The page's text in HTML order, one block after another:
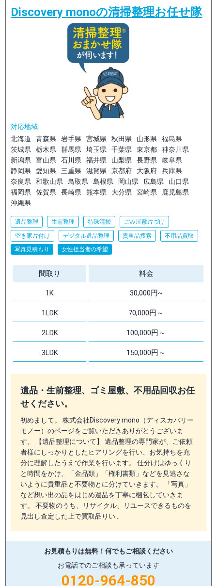
Discovery monoの清掃整理お任せ隊
対応地域
北海道
青森県 岩手県 宮城県 秋田県 山形県
福島県
茨城県
栃木県 群馬県 埼玉県 千葉県 東京都
神奈川県
新潟県
富山県 石川県 福井県 山梨県 長野県
岐阜県
静岡県
愛知県 三重県 滋賀県 京都府 大阪府
兵庫県
奈良県
和歌山県 鳥取県 島根県 岡山県 広島県
山口県
福岡県
佐賀県 長崎県 熊本県 大分県 宮崎県
鹿児島県
沖縄県
遺品整理 生前整理 特殊清掃 ごみ屋敷片づけ
空き家片付け デジタル遺品整理 貴重品捜索
不用品買取
写真見積もり
女性担当者の希望
間取り 料金
1K 30,000円~
1LDK 70,000円～
2LDK 100,000円～
3LDK 150,000円～
遺品・生前整理、ゴミ屋敷、不用品回収お任
せください。
初めまして。 株式会社Discovery mono（ディスカバリー
モノー）のページをご覧いただきありがとうございま
す。 【遺品整理について】 遺品整理の専門家が、ご依頼
者様にしっかりとしたヒアリングを行い、お気持ちを充
分に理解したうえで作業を行います。 仕分けはゆっくり
と時間をかけ、「金品類」「権利書類」などを見逃さな
いように貴重品と不要物とに分けていきます。 「写真」
など想い出の品をはじめ遺品を丁寧に梱包していきま
す。 不要物のうち、リサイクル、リユースできるものを
見出し査定した上で買取品りい…
お見積もりは無料！ 何でもご相談ください
お電話でのご相談も承っています
0120-964-850